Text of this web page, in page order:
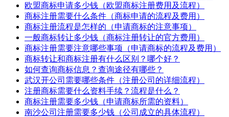
欧盟商标申请多少钱（欧盟商标注册费用及流程）
商标注册需要什么条件（商标申请的流程及费用）
商标注册流程是怎样的（申请商标的注意事项）
一般商标转让多少钱（商标注册转让的官方费用）
商标注册需要注意哪些事项（申请商标的流程及费用）
商标转让和商标注册有什么区别？哪个好？
如何查询商标信息？查询途径有哪些？
武汉开公司需要哪些条件（注册公司的详细流程）
注册商标需要什么资料手续？流程是什么？
商标注册需要多少钱（申请商标所需的资料）
南沙公司注册需要多少钱（公司成立的具体流程）